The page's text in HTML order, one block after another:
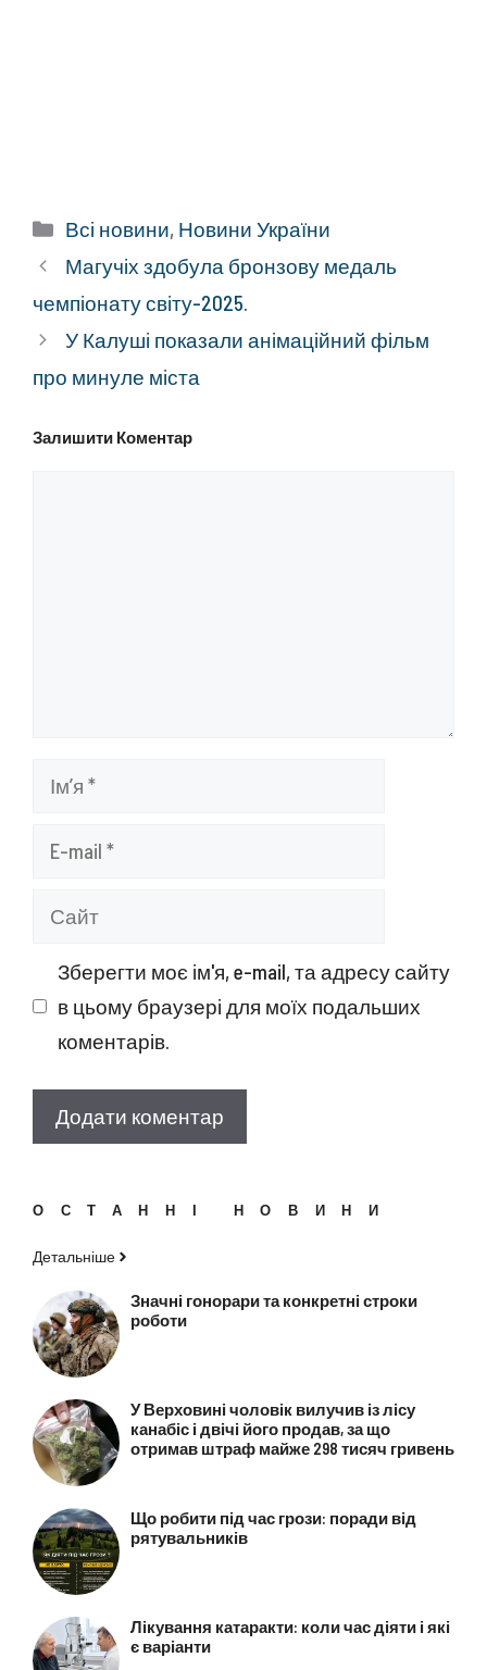
Категорії
Всі новини, Новини України
Магучіх здобула бронзову медаль
чемпіонату світу-2025.
У Калуші показали анімаційний фільм
про минуле міста
Залишити Коментар
Ім’я
Сайт
Зберегти моє ім'я, e-mail, та адресу сайту
в цьому браузері для моїх подальших
коментарів.
ОСТАННІ НОВИНИ
Детальніше
Значні гонорари та конкретні строки
роботи
У Верховині чоловік вилучив із лісу
канабіс і двічі його продав, за що
отримав штраф майже 298 тисяч гривень
Що робити під час грози: поради від
рятувальників
Лікування катаракти: коли час діяти і які
є варіанти